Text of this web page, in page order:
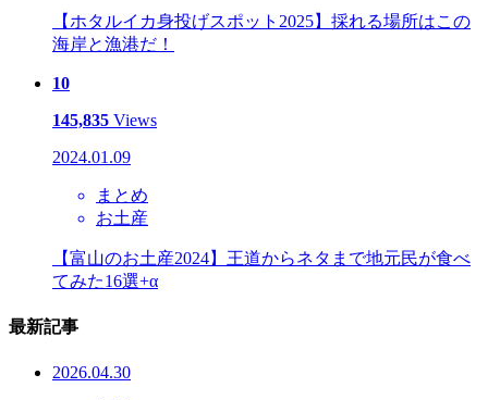
【ホタルイカ身投げスポット2025】採れる場所はこの
海岸と漁港だ！
10
145,835 Views
2024.01.09
まとめ
お土産
【富山のお土産2024】王道からネタまで地元民が食べ
てみた16選+α
最新記事
2026.04.30